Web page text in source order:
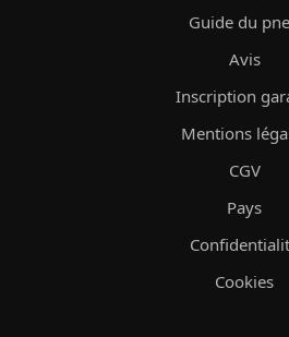
Guide du
Avis
Inscription
Mentions
CGV
Pays
Cookies